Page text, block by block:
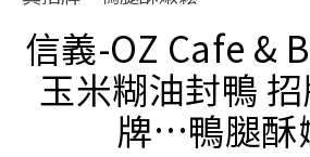
信義-OZ Cafe &
玉米糊油封鴨
牌…鴨腿酥